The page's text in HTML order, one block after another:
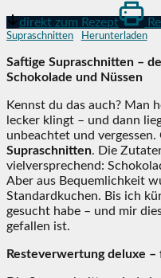
direkt zum Rezept
Supraschnitten Herunterladen
Saftige Supraschnitten –
Schokolade und Nüssen
Kennst du das auch? Man
lecker klingt – und dann
unbeachtet und vergessen.
Supraschnitten. Die
vielversprechend:
Aber aus Bequemlichkeit
Standardkuchen. Bis ich
gesucht habe – und mir
gefallen ist.
Resteverwertung deluxe –